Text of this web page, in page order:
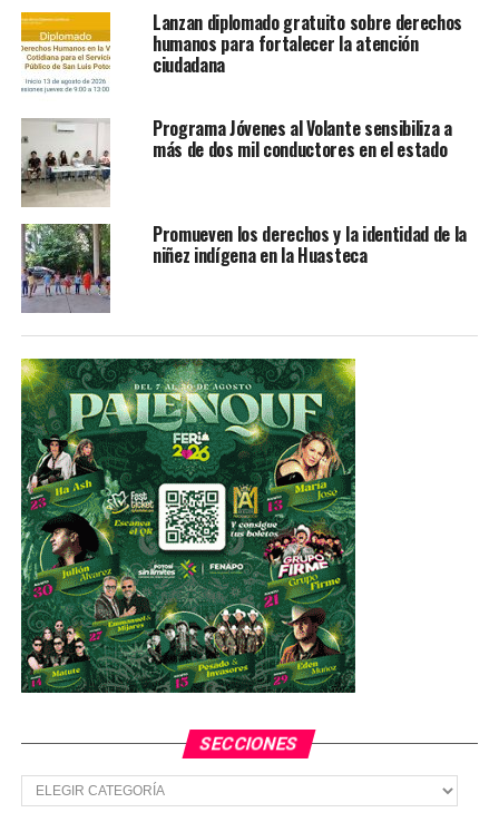
Lanzan diplomado gratuito sobre derechos
humanos para fortalecer la atención
ciudadana
Programa Jóvenes al Volante sensibiliza a
más de dos mil conductores en el estado
Promueven los derechos y la identidad de la
niñez indígena en la Huasteca
SECCIONES
Secciones